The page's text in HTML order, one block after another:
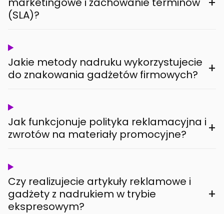
(SLA)?
Jakie metody nadruku wykorzystujecie
do znakowania gadżetów firmowych?
+
Jak funkcjonuje polityka reklamacyjna i
zwrotów na materiały promocyjne?
+
Czy realizujecie artykuły reklamowe i
gadżety z nadrukiem w trybie
ekspresowym?
+